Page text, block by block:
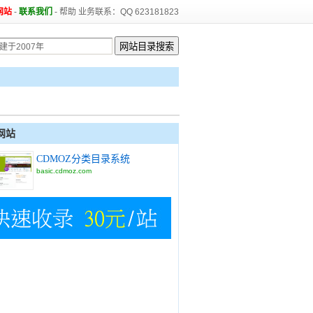
站 - 联系我们 - 帮助 业务联系：QQ 623181823
站
CDMOZ分类目录系统
basic.cdmoz.com